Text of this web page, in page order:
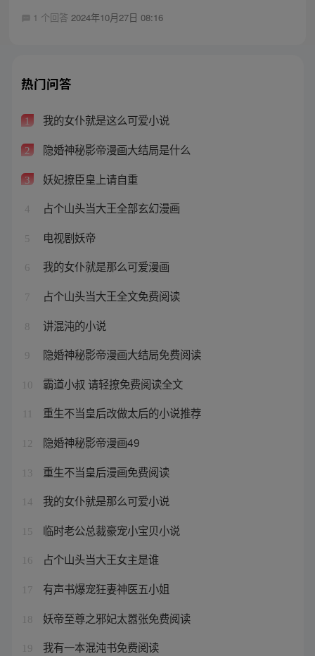
1 个回答 2024年10月27日 08:16
热门问答
1 我的女仆就是这么可爱小说
2 隐婚神秘影帝漫画大结局是什么
3 妖妃撩臣皇上请自重
4 占个山头当大王全部玄幻漫画
5 电视剧妖帝
6 我的女仆就是那么可爱漫画
7 占个山头当大王全文免费阅读
8 讲混沌的小说
9 隐婚神秘影帝漫画大结局免费阅读
10 霸道小叔 请轻撩免费阅读全文
重生不当皇后改做太后的小说推荐
12 隐婚神秘影帝漫画49
13 重生不当皇后漫画免费阅读
14 我的女仆就是那么可爱小说
15 临时老公总裁豪宠小宝贝小说
16 占个山头当大王女主是谁
17 有声书爆宠狂妻神医五小姐
18 妖帝至尊之邪妃太嚣张免费阅读
19 我有一本混沌书免费阅读